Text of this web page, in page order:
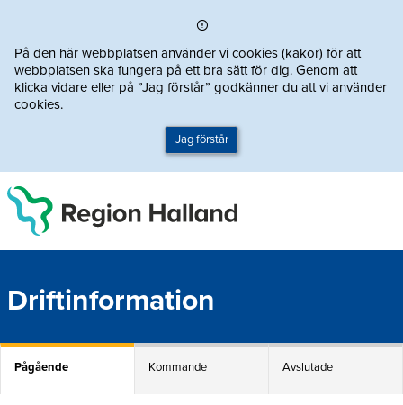
På den här webbplatsen använder vi cookies (kakor) för att
webbplatsen ska fungera på ett bra sätt för dig. Genom att
klicka vidare eller på ”Jag förstår” godkänner du att vi använder
cookies.
Jag förstår
Driftinformation
Pågående Kommande Avslutade